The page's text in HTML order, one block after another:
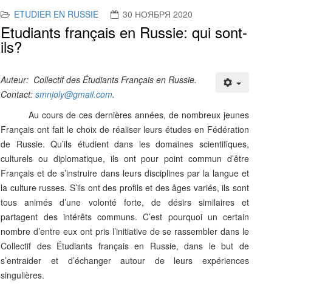
ETUDIER EN RUSSIE 30 НОЯБРЯ 2020
Etudiants français en Russie: qui sont-
ils?
Auteur: Collectif des Étudiants Français en Russie.
Contact:smnjoly@gmail.com.
Au cours de ces dernières années, de nombreux jeunes
Français ont fait le choix de réaliser leurs études en Fédération
de Russie. Qu’ils étudient dans les domaines scientifiques,
culturels ou diplomatique, ils ont pour point commun d’être
Français et de s’instruire dans leurs disciplines par la langue et
la culture russes. S’ils ont des profils et des âges variés, ils sont
tous animés d’une volonté forte, de désirs similaires et
partagent des intérêts communs. C’est pourquoi un certain
nombre d’entre eux ont pris l’initiative de se rassembler dans le
Collectif des Étudiants français en Russie, dans le but de
s’entraider et d’échanger autour de leurs expériences
singulières.